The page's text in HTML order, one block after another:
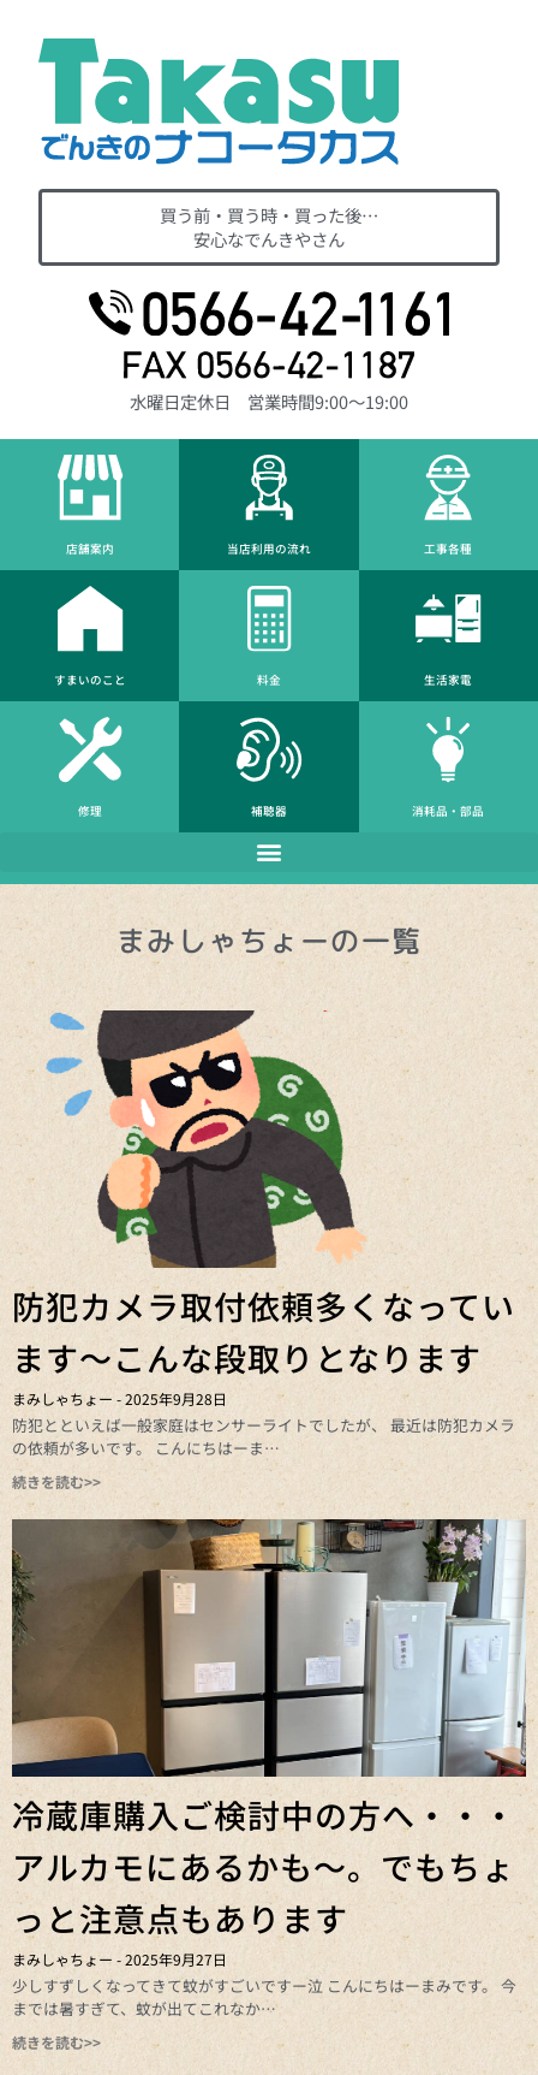
買う前・買う時・買った後…
安心なでんきやさん
水曜日定休日 営業時間9:00～19:00
店舗案内 当店利⽤の流れ 工事各種
すまいのこと 料金 生活家電
修理 補聴器 消耗品・部品
まみしゃちょーの一覧
防犯カメラ取付依頼多くなってい
ます～こんな段取りとなります
まみしゃちょー 2025年9月28日
防犯とといえば一般家庭はセンサーライトでしたが、 最近は防犯カメラ
の依頼が多いです。 こんにちはーま
続きを読む>>
冷蔵庫購入ご検討中の方へ・・・
アルカモにあるかも～。でもちょ
っと注意点もあります
まみしゃちょー 2025年9月27日
少しすずしくなってきて蚊がすごいですー泣 こんにちはーまみです。 今
までは暑すぎて、蚊が出てこれなか
続きを読む>>